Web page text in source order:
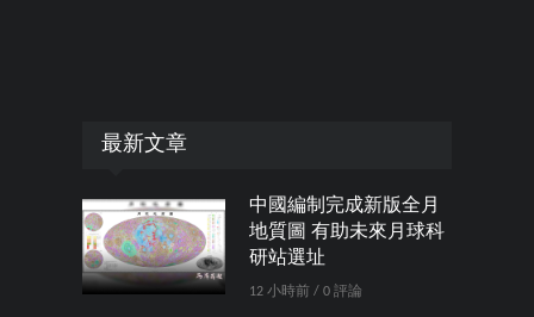
最新文章
中國編制完成新版全月
地質圖 有助未來月球科
研站選址
12 小時前 / 0 評論